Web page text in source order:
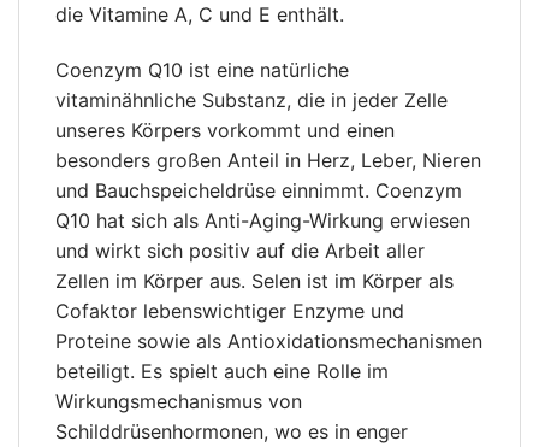
die Vitamine A, C und E enthält.
Coenzym Q10 ist eine natürliche
vitaminähnliche Substanz, die in jeder Zelle
unseres Körpers vorkommt und einen
besonders großen Anteil in Herz, Leber, Nieren
und Bauchspeicheldrüse einnimmt. Coenzym
Q10 hat sich als Anti-Aging-Wirkung erwiesen
und wirkt sich positiv auf die Arbeit aller
Zellen im Körper aus. Selen ist im Körper als
Cofaktor lebenswichtiger Enzyme und
Proteine ​​sowie als Antioxidationsmechanismen
beteiligt. Es spielt auch eine Rolle im
Wirkungsmechanismus von
Schilddrüsenhormonen, wo es in enger